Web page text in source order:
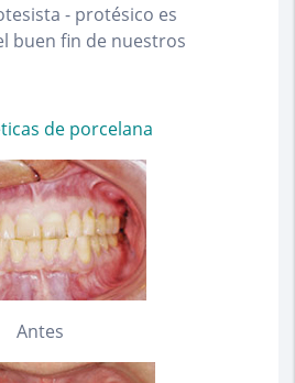
- protésico es
buen fin de nuestros
de porcelana
Antes